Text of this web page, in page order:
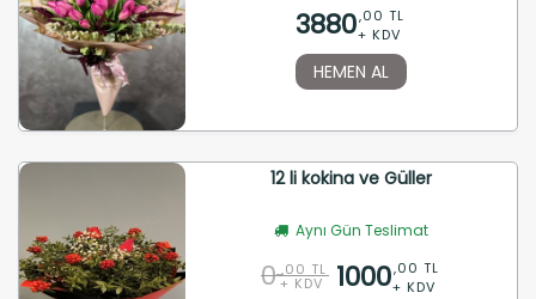
3880,00 TL
+ KDV
HEMEN AL
12 li kokina ve Güller
Aynı Gün Teslimat
0 ,00 TL
+ KDV 1000,00 TL
+ KDV